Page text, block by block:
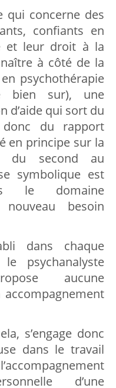
qui concerne des
confiants en
et leur droit à la
à côté de la
psychothérapie
bien sur), une
d’aide qui sort du
du rapport
en principe sur la
du second au
symbolique est
le domaine
besoin
dans chaque
psychanalyste
aucune
s’engage donc
dans le travail
d’une